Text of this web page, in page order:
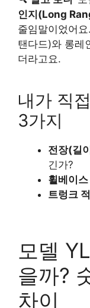
인지(Long
줄임말이었어
탠다드)와 롱레
더라고요.
내가 직
3가지
전장(길
긴가?
휠베이스
트렁크
모델
을까?
차이